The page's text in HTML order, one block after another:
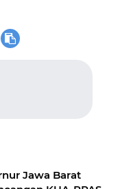
Jawa Barat